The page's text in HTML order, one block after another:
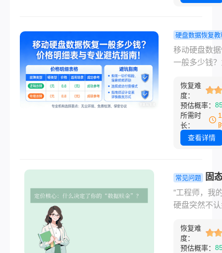
软件自助恢
万元的物理
修复，背后
类型、技术
服务模式的
弈。
硬盘数据恢复教
动硬盘数据
一般多少钱
避坑指南！
移动硬盘数
一般多少钱
价密码想象
样的场景：
盘里积攒多
贵照片、重
作文件、精
烁却再无反
那一刻的慌
助，相信很
有体会。数
复，这项看
的服务，正
字时代越来
恢复难
度：
预估概率：
所需时
长：
查看详情
常见问题
固
数据恢复一
少钱？技术
选择！
“工程师，我
硬盘突然不
年的项目资
复数据要多
恢复难
度：
预估概率：